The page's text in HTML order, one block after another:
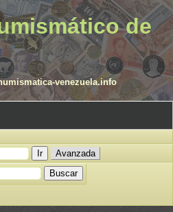
de
venezuela.info
Avanzada